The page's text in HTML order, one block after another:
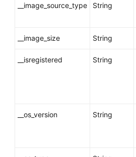
书
持
统
__image_source_type String
__image_size String
__isregistered String
__os_version String